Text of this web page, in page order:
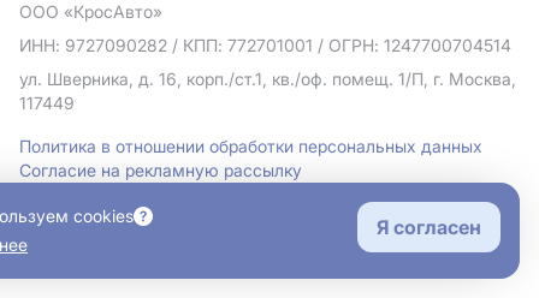
ООО «КросАвто»
ИНН: 9727090282 / КПП: 772701001 / ОГРН: 1247700704514
ул. Шверника, д. 16, корп./ст.1, кв./оф. помещ. 1/П, г. Москва,
117449
Политика в отношении обработки персональных данных
Согласие на рекламную рассылку
cookies
Я согласен